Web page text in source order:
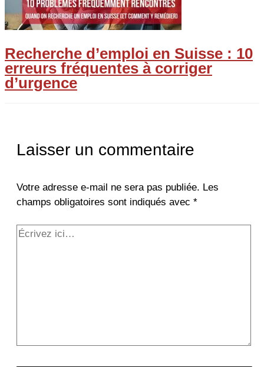
Recherche d’emploi en Suisse : 10
erreurs fréquentes à corriger
d’urgence
Laisser un commentaire
Votre adresse e-mail ne sera pas publiée. Les
champs obligatoires sont indiqués avec *
Écrivez